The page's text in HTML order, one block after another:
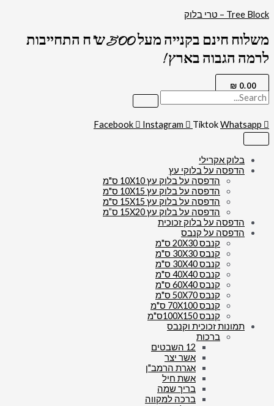
לתוכן
Tree Block – טרי בלוק
משלוח חינם בקנייה מעל 500 ש"ח התחייבות
לרמה הגבוה בארץ !
0.00
₪
Facebook Instagram TiktokWhatsapp
בלוק אקרילי
הדפסה על בלוקי עץ
הדפסה על בלוק עץ 10X10 ס"מ
הדפסה על בלוק עץ 10X15 ס"מ
הדפסה על בלוק עץ 15X15 ס"מ
הדפסה על בלוק עץ 15X20 ס”מ
הדפסה על בלוק זכוכית
הדפסה על קנבס
קנבס 20X30 ס"מ
קנבס 30X30 ס"מ
קנבס 30X40 ס"מ
קנבס 40X40 ס"מ
קנבס 60X40 ס"מ
קנבס 50X70 ס"מ
קנבס 70X100 ס"מ
קנבס 100X150ס"מ
תמונות זכוכית וקנבס
ברכות
12 השבטים
אשר יצר
אגרת הרמב"ן
אשת חיל
בריך שמה
ברכה למקווה
של
-
ברכת
בריך
מעוצבת
לבית
כנסת
קנבס
או